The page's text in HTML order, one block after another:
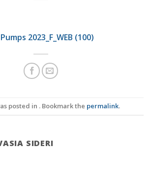
2023_F_WEB (100)
posted in . Bookmark the permalink.
SIDERI